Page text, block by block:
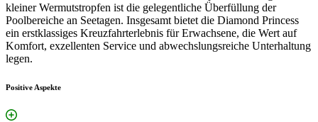
kleiner Wermutstropfen ist die gelegentliche Überfüllung der
Poolbereiche an Seetagen. Insgesamt bietet die Diamond Princess
ein erstklassiges Kreuzfahrterlebnis für Erwachsene, die Wert auf
Komfort, exzellenten Service und abwechslungsreiche Unterhaltung
legen.
Positive Aspekte